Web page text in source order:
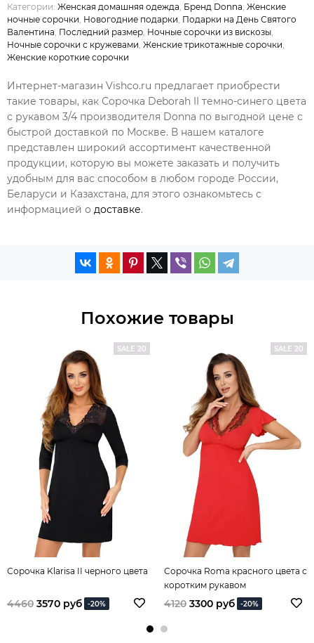
Категории: Женская домашняя одежда Бренд Donna Женские
ночные сорочки Новогодние подарки Подарки на День Святого
Валентина Последний размер Ночные сорочки из вискозы
Ночные сорочки с кружевами Женские трикотажные сорочки
Женские короткие сорочки
Интернет-магазин Vishco.ru предлагает приобрести
такие товары, как Сорочка Deborah II темно-синего цвета
с рукавом 3/4 производителя Donna по выгодной цене с
быстрой доставкой по Москве. В нашем каталоге
представлен широкий ассортимент качественной
продукции, которую вы можете заказать и получить
удобным для вас способом в любом городе России,
Беларуси и Казахстана, для этого ознакомьтесь с
информацией о доставке.
Похожие товары
SALE 20
Сорочка Klarisa II черного цвета
4460 3570 руб -20%
SALE 20
Сорочка Roma красного цвета с
коротким рукавом
4120 3300 руб -20%